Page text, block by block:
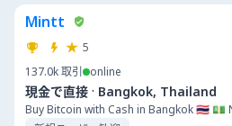
Mintt
5
137.0k取引 online
現金で直接 · Bangkok, Thailand
Buy Bitcoin with Cash in Bangkok 🇹🇭 💵